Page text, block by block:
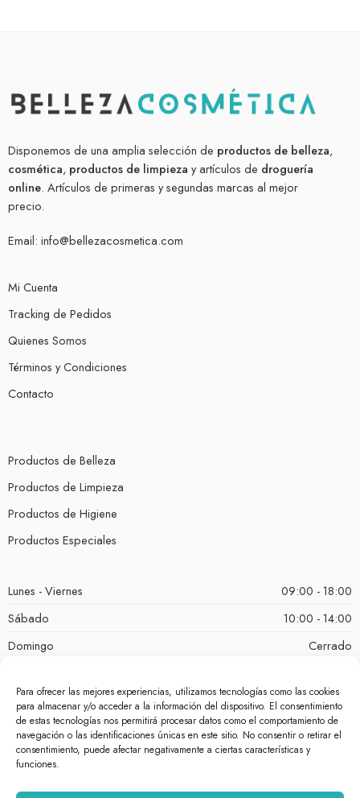
Para ofrecer las mejores experiencias, utilizamos tecnologías como las cookies
para almacenar y/o acceder a la información del dispositivo. El consentimiento
de estas tecnologías nos permitirá procesar datos como el comportamiento de
navegación o las identificaciones únicas en este sitio. No consentir o retirar el
consentimiento, puede afectar negativamente a ciertas características y
funciones.
Disponemos de una amplia selección de productos de belleza,
cosmética, productos de limpieza y artículos de droguería
online. Artículos de primeras y segundas marcas al mejor
precio.
Email: info@bellezacosmetica.com
Mi Cuenta
Tracking de Pedidos
Quienes Somos
Términos y Condiciones
Contacto
Productos de Belleza
Productos de Limpieza
Productos de Higiene
Productos Especiales
Lunes - Viernes
09:00 - 18:00
Sábado
10:00 - 14:00
Domingo
Cerrado